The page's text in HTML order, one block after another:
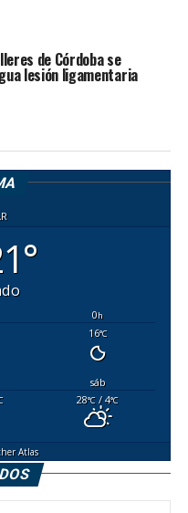
de Córdoba se
lesión ligamentaria
0h
16°C
sáb
28°C / 4°C
Atlas